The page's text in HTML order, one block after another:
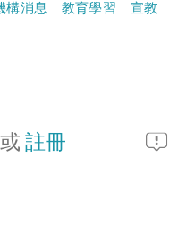
構消息 教育學習
宣教
或註冊